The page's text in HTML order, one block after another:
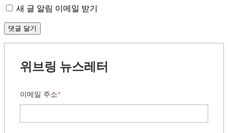
새 글 알림 이메일 받기
위브링 뉴스레터
이메일 주소*